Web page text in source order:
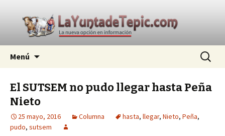
La Yunta de Tepic
La nueva opción en información
Menú Buscar:
El SUTSEM no pudo llegar hasta Peña
Nieto
25 mayo, 2016 Columna hasta, llegar, Nieto, Peña,
pudo, sutsem